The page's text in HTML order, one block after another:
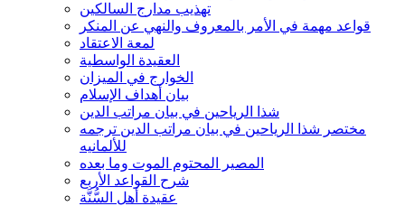
تهذيب مدارج السالكين
قواعد مهمة في الأمر بالمعروف والنهي عن المنكر
لمعة الاعتقاد
العقيدة الواسطية
الخوارج في الميزان
بيان أهداف الإسلام
شذا الرياحين في بيان مراتب الدين
مختصر شذا الرياحين في بيان مراتب الدين ترجمه
للألمانيه
المصير المحتوم الموت وما بعده
شرح القواعد الأربع
عقيدة أهل السُّنَّة